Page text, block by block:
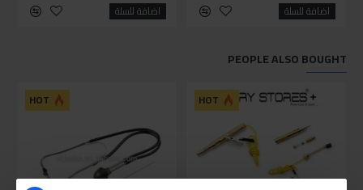
اضافة للسلة اضافة للسلة
PEOPLE ALSO BOUGHT
HOT
HOT